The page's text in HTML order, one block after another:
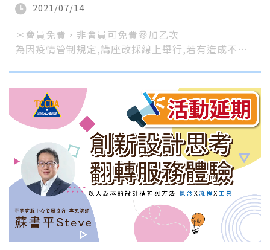
2021/07/14
＊會員免費，非會員可免費參加乙次
為因疫情管制規定,講座改採線上舉行,若有造成不…